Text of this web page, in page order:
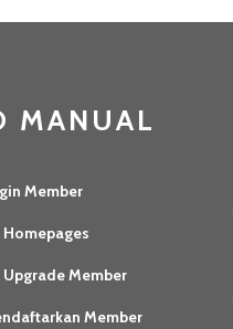
MANUAL
Member
Member
Member